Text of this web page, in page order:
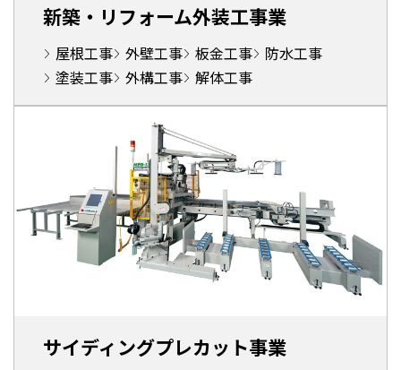
新築・リフォーム外装工事業
屋根工事 外壁工事 板金工事
防水工事
塗装工事 外構工事 解体工事
サイディングプレカット事業